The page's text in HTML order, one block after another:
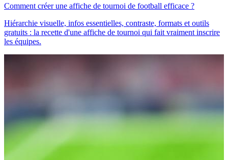
Comment créer une affiche de tournoi de football efficace ?
Hiérarchie visuelle, infos essentielles, contraste, formats et outils
gratuits : la recette d'une affiche de tournoi qui fait vraiment inscrire
les équipes.